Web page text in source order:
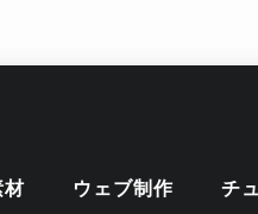
材 ウェブ制作 チ